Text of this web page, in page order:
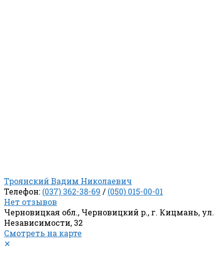
Троянский Вадим Николаевич
Телефон: (037) 362-38-69 / (050) 015-00-01
Нет отзывов
Черновицкая обл., Черновицкий р., г. Кицмань, ул.
Независимости, 32
Смотреть на карте
✕